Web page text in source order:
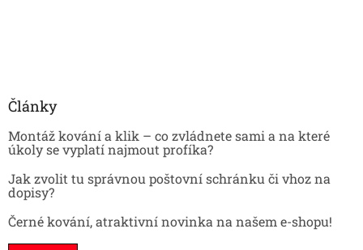
Články
Montáž kování a klik – co zvládnete sami a na které
úkoly se vyplatí najmout profíka?
Jak zvolit tu správnou poštovní schránku či vhoz na
dopisy?
Černé kování, atraktivní novinka na našem e-shopu!